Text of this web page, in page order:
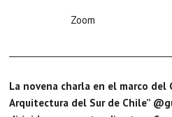
Zoom
La novena charla en el marco del
Arquitectura del Sur de Chile”